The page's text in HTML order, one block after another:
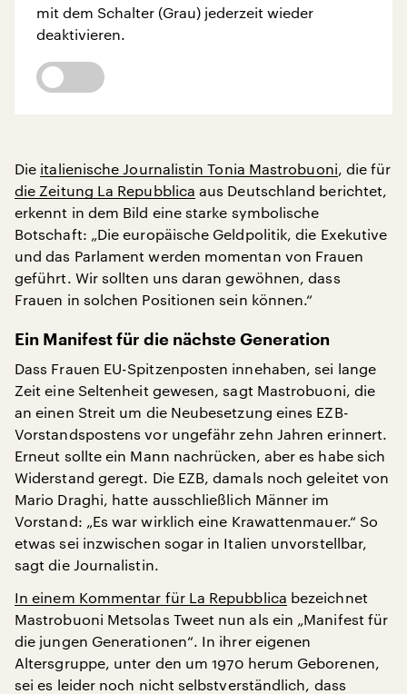
mit dem Schalter (Grau) jederzeit wieder
deaktivieren.
Die italienische Journalistin Tonia Mastrobuoni, die für
die Zeitung La Repubblica aus Deutschland berichtet,
erkennt in dem Bild eine starke symbolische
Botschaft: „Die europäische Geldpolitik, die Exekutive
und das Parlament werden momentan von Frauen
geführt. Wir sollten uns daran gewöhnen, dass
Frauen in solchen Positionen sein können.“
Ein Manifest für die nächste Generation
Dass Frauen EU-Spitzenposten innehaben, sei lange
Zeit eine Seltenheit gewesen, sagt Mastrobuoni, die
an einen Streit um die Neubesetzung eines EZB-
Vorstandspostens vor ungefähr zehn Jahren erinnert.
Erneut sollte ein Mann nachrücken, aber es habe sich
Widerstand geregt. Die EZB, damals noch geleitet von
Mario Draghi, hatte ausschließlich Männer im
Vorstand: „Es war wirklich eine Krawattenmauer.“ So
etwas sei inzwischen sogar in Italien unvorstellbar,
sagt die Journalistin.
In einem Kommentar für La Repubblica bezeichnet
Mastrobuoni Metsolas Tweet nun als ein „Manifest für
die jungen Generationen“. In ihrer eigenen
Altersgruppe, unter den um 1970 herum Geborenen,
sei es leider noch nicht selbstverständlich, dass